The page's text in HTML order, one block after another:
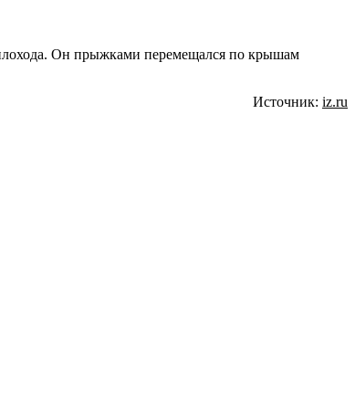
Он прыжками перемещался по крышам
Источник: iz.ru